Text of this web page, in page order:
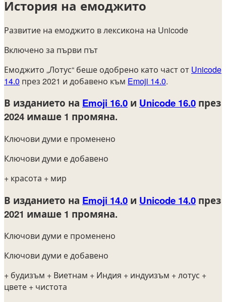
История на емоджито
Развитие на емоджито в лексикона на Unicode
Включено за първи път
Емоджито „Лотус“ беше одобрено като част от Unicode
14.0 през 2021 и добавено към Emoji 14.0.
В изданието на Emoji 16.0 и Unicode 16.0 през
2024 имаше 1 промяна.
Ключови думи е променено
Ключови думи е добавено
+ красота + мир
В изданието на Emoji 14.0 и Unicode 14.0 през
2021 имаше 1 промяна.
Ключови думи е променено
Ключови думи е добавено
+ будизъм + Виетнам + Индия + индуизъм + лотус +
цвете + чистота